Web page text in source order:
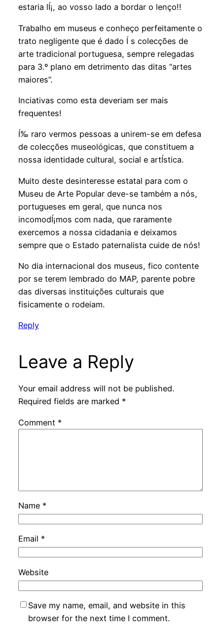
estaria lÍ¡, ao vosso lado a bordar o lenço!!
Trabalho em museus e conheço perfeitamente o
trato negligente que é dado Í s colecções de
arte tradicional portuguesa, sempre relegadas
para 3.º plano em detrimento das ditas “artes
maiores”.
Inciativas como esta deveriam ser mais
frequentes!
Í‰ raro vermos pessoas a unirem-se em defesa
de colecções museológicas, que constituem a
nossa identidade cultural, social e artÍ­stica.
Muito deste desinteresse estatal para com o
Museu de Arte Popular deve-se também a nós,
portugueses em geral, que nunca nos
incomodÍ¡mos com nada, que raramente
exercemos a nossa cidadania e deixamos
sempre que o Estado paternalista cuide de nós!
No dia internacional dos museus, fico contente
por se terem lembrado do MAP, parente pobre
das diversas instituições culturais que
fisicamente o rodeiam.
Reply
Leave a Reply
Your email address will not be published.
Required fields are marked *
Comment *
Name *
Email *
Website
Save my name, email, and website in this
browser for the next time I comment.